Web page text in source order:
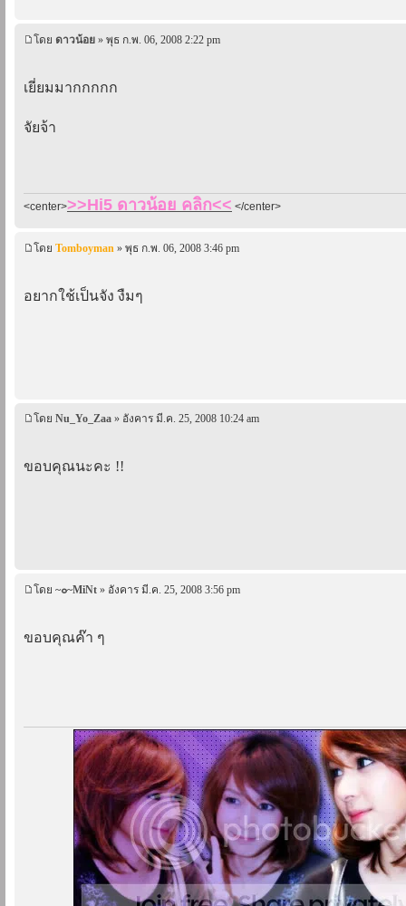
โดย ดาวน้อย » พุธ ก.พ. 06, 2008 2:22 pm
เยี่ยมมากกกกก
จัยจ้า
<center>>>Hi5 ดาวน้อย คลิก<< </center>
โดย Tomboyman » พุธ ก.พ. 06, 2008 3:46 pm
อยากใช้เป็นจัง งืมๆ
โดย Nu_Yo_Zaa » อังคาร มี.ค. 25, 2008 10:24 am
ขอบคุณนะคะ !!
โดย ~๐~MiNt » อังคาร มี.ค. 25, 2008 3:56 pm
ขอบคุณค๊า ๆ